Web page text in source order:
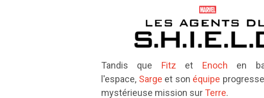
Tandis que Fitz et Enoch en
l'espace, Sarge et son équipe
mystérieuse mission sur Terre.